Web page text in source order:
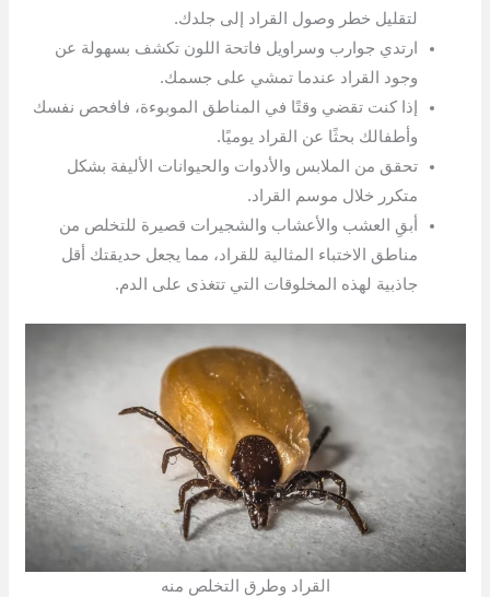
لتقليل خطر وصول القراد إلى جلدك.
ارتدي جوارب وسراويل فاتحة اللون تكشف بسهولة عن
وجود القراد عندما تمشي على جسمك.
إذا كنت تقضي وقتًا في المناطق الموبوءة، فافحص نفسك
وأطفالك بحثًا عن القراد يوميًا.
تحقق من الملابس والأدوات والحيوانات الأليفة بشكل
متكرر خلال موسم القراد.
أبقِ العشب والأعشاب والشجيرات قصيرة للتخلص من
مناطق الاختباء المثالية للقراد، مما يجعل حديقتك أقل
جاذبية لهذه المخلوقات التي تتغذى على الدم.
القراد وطرق التخلص منه